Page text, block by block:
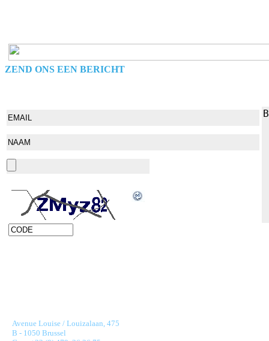
ZEND ONS EEN BERICHT
Avenue Louise / Louizalaan, 475
B - 1050 Brussel